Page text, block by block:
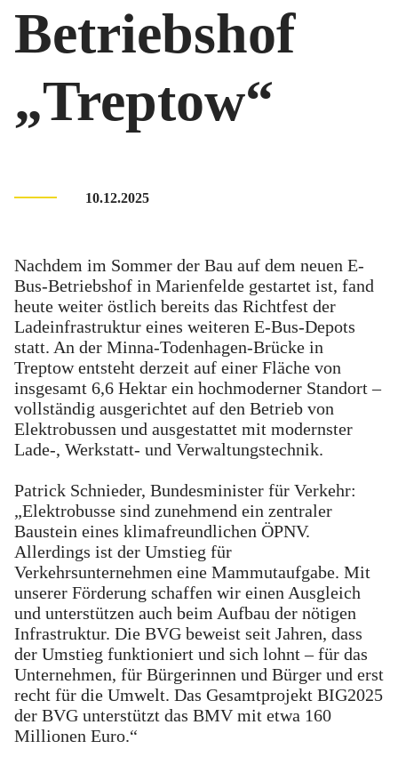
Betriebshof
„Treptow“
10.12.2025
Nachdem im Sommer der Bau auf dem neuen E-
Bus-Betriebshof in Marienfelde gestartet ist, fand
heute weiter östlich bereits das Richtfest der
Ladeinfrastruktur eines weiteren E-Bus-Depots
statt. An der Minna-Todenhagen-Brücke in
Treptow entsteht derzeit auf einer Fläche von
insgesamt 6,6 Hektar ein hochmoderner Standort –
vollständig ausgerichtet auf den Betrieb von
Elektrobussen und ausgestattet mit modernster
Lade-, Werkstatt- und Verwaltungstechnik.
Patrick Schnieder, Bundesminister für Verkehr:
„Elektrobusse sind zunehmend ein zentraler
Baustein eines klimafreundlichen ÖPNV.
Allerdings ist der Umstieg für
Verkehrsunternehmen eine Mammutaufgabe. Mit
unserer Förderung schaffen wir einen Ausgleich
und unterstützen auch beim Aufbau der nötigen
Infrastruktur. Die BVG beweist seit Jahren, dass
der Umstieg funktioniert und sich lohnt – für das
Unternehmen, für Bürgerinnen und Bürger und erst
recht für die Umwelt. Das Gesamtprojekt BIG2025
der BVG unterstützt das BMV mit etwa 160
Millionen Euro.“